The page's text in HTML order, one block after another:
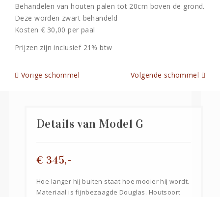
Behandelen van houten palen tot 20cm boven de grond.
Deze worden zwart behandeld
Kosten € 30,00 per paal
Prijzen zijn inclusief 21% btw
Vorige schommel Volgende schommel
Details van Model G
€ 345,-
Hoe langer hij buiten staat hoe mooier hij wordt.
Materiaal is fijnbezaagde Douglas. Houtsoort